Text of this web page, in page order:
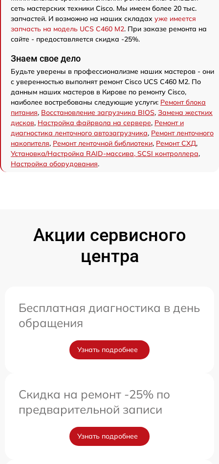
сеть мастерских техники Cisco. Мы имеем более 20 тыс.
запчастей. И возможно на наших складах уже имеется
запчасть на модель UCS C460 M2. При заказе ремонта на
сайте - предоставляется скидка -25%.
Знаем свое дело
Будьте уверены в профессионализме наших мастеров - они
с уверенностью выполнят ремонт Cisco UCS C460 M2. По
данным наших мастеров в Кирове по ремонту Cisco,
наиболее востребованы следующие услуги: Ремонт блока
питания, Восстановление загрузчика BIOS, Замена жестких
дисков, Настройка файрвола на сервере, Ремонт и
диагностика ленточного автозагрузчика, Ремонт ленточного
накопителя, Ремонт ленточной библиотеки, Ремонт СХД,
Установка/Настройка RAID-массива, SCSI контроллера,
Настройка оборудования.
Акции сервисного
центра
Бесплатная диагностика в день
обращения
Узнать подробнее
Скидка на ремонт -25% по
предварительной записи
Узнать подробнее